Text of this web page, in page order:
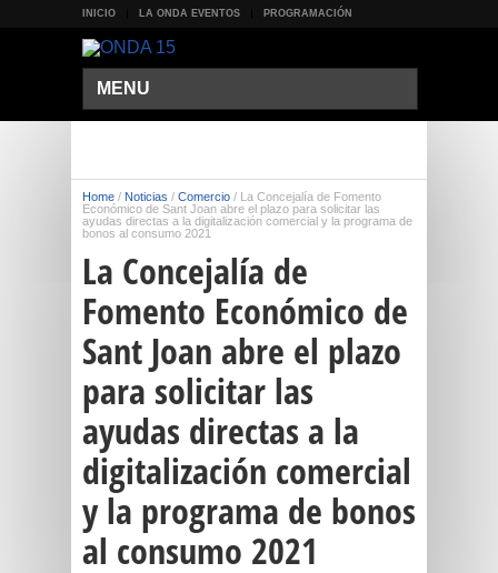
INICIO LA ONDA EVENTOS PROGRAMACIÓN
MENU
Home / Noticias / Comercio / La Concejalía de Fomento
Económico de Sant Joan abre el plazo para solicitar las
ayudas directas a la digitalización comercial y la programa de
bonos al consumo 2021
La Concejalía de
Fomento Económico de
Sant Joan abre el plazo
para solicitar las
ayudas directas a la
digitalización comercial
y la programa de bonos
al consumo 2021